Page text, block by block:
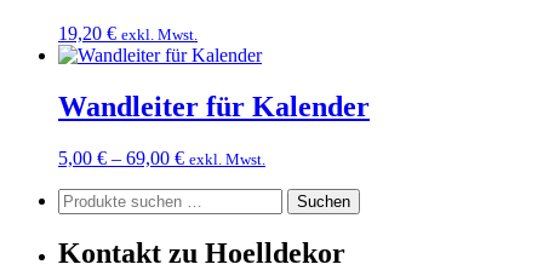
19,20 € exkl. Mwst.
Wandleiter für Kalender
5,00 € – 69,00 € exkl. Mwst.
Suchen
nach:
Suchen
Kontakt zu Hoelldekor